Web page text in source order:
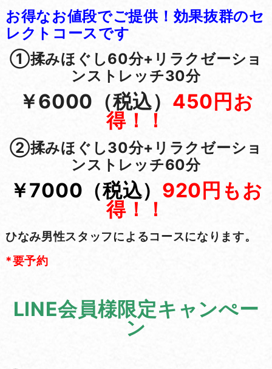
お得なお値段でご提供！効果抜群のセ
レクトコースです
①揉みほぐし60分+リラクゼーショ
ンストレッチ30分
￥6000（税込） 450円お
得！！
②揉みほぐし30分+リラクゼーショ
ンストレッチ60分
￥7000（税込） 920円もお
得！！
ひなみ男性スタッフによるコースになります。
*要予約
LINE会員様限定キャンぺー
ン